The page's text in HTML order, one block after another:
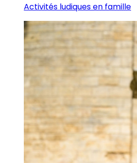
Activités ludiques en famille